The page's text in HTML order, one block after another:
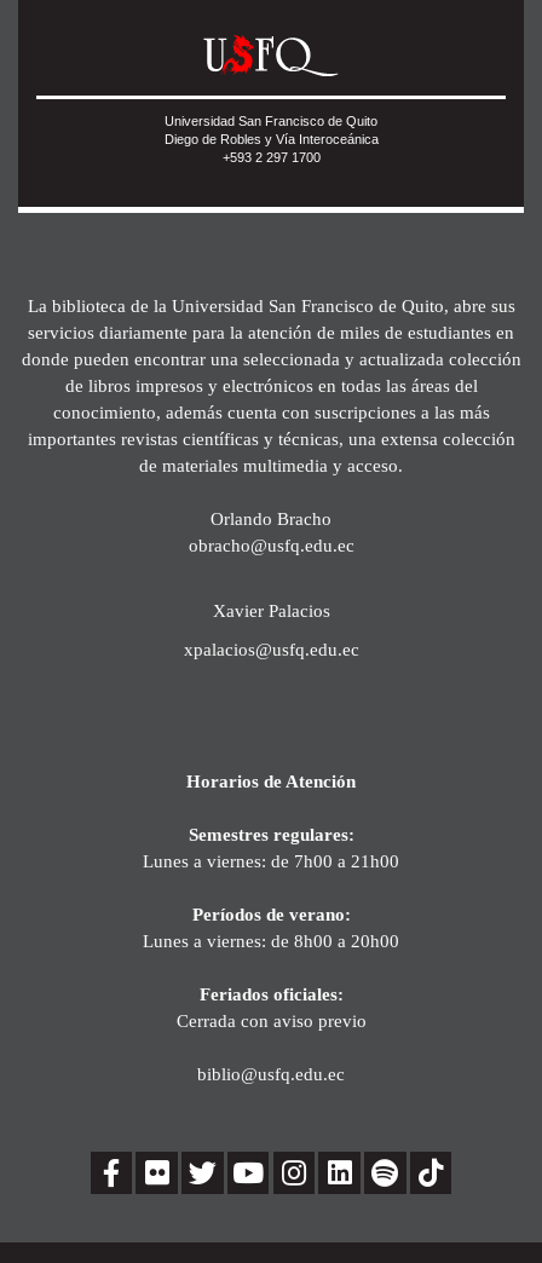
Universidad San Francisco de Quito
Diego de Robles y Vía Interoceánica
+593 2 297 1700
La biblioteca de la Universidad San Francisco de Quito, abre sus
servicios diariamente para la atención de miles de estudiantes en
donde pueden encontrar una seleccionada y actualizada colección
de libros impresos y electrónicos en todas las áreas del
conocimiento, además cuenta con suscripciones a las más
importantes revistas científicas y técnicas, una extensa colección
de materiales multimedia y acceso.
Orlando Bracho
obracho@usfq.edu.ec
Xavier Palacios
xpalacios@usfq.edu.ec
Horarios de Atención
Semestres regulares:
Lunes a viernes: de 7h00 a 21h00
Períodos de verano:
Lunes a viernes: de 8h00 a 20h00
Feriados oficiales:
Cerrada con aviso previo
biblio@usfq.edu.ec